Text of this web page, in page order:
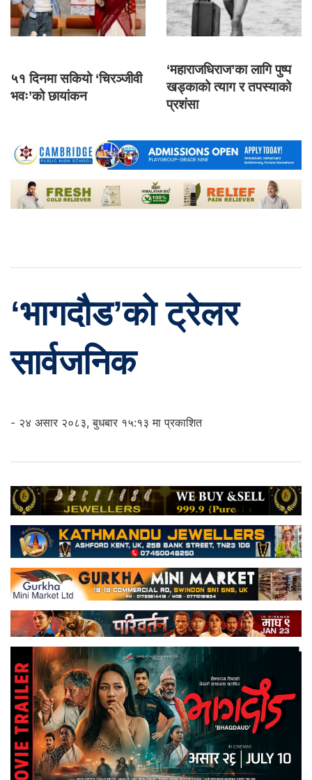
५१ दिनमा सकियो ‘चिरञ्जीवी
भवः’को छायांकन
‘महाराजधिराज’का लागि पुष्प
खड्काको त्याग र तपस्याको
प्रशंसा
‘भागदौड’को ट्रेलर
सार्वजनिक
- २४ असार २०८३, बुधबार १५:१३ मा प्रकाशित